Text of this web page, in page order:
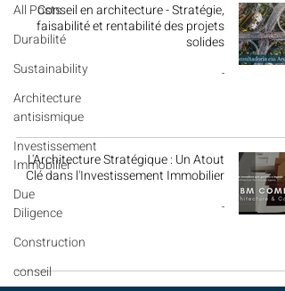
All Posts
Durabilité
Sustainability
Architecture
antisismique
Investissement
Immobilier
Due
Diligence
Construction
conseil
Conseil en architecture - Stratégie,
faisabilité et rentabilité des projets
solides
-
L'Architecture Stratégique : Un Atout
Clé dans l'Investissement Immobilier
-